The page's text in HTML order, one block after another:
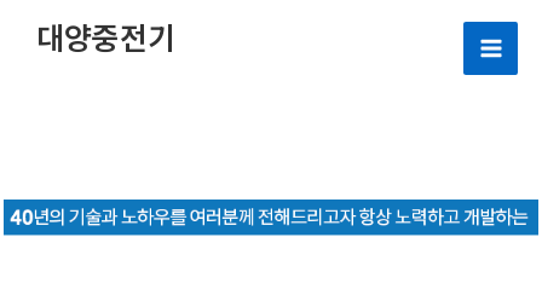
뛰
기
대양중전기
Main